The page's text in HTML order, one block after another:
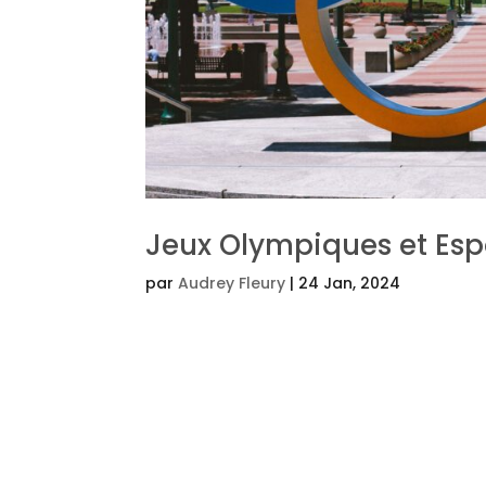
Jeux Olympiques et
parAudrey Fleury | 24 Jan, 2024